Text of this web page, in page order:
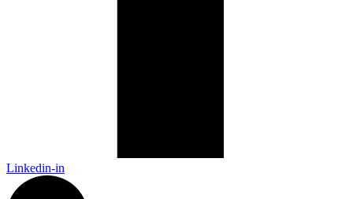
Linkedin-in